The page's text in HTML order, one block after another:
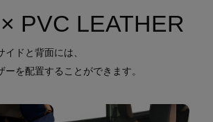
PVC LEATHER
ドと背面には、
ーを配置することができます。